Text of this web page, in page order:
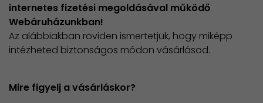
internetes fizetési megoldásával működő
Webáruházunkban!
Az alábbiakban röviden ismertetjük, hogy miképp
intézheted biztonságos módon vásárlásod.
Mire figyelj a vásárláskor?